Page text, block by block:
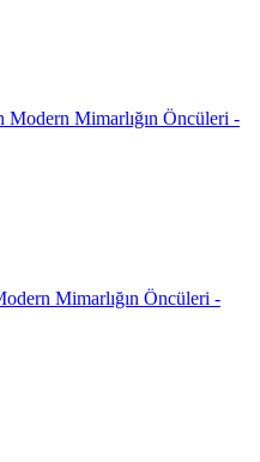
Mimarlığın Öncüleri -